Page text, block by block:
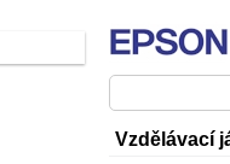
Vzdělávací